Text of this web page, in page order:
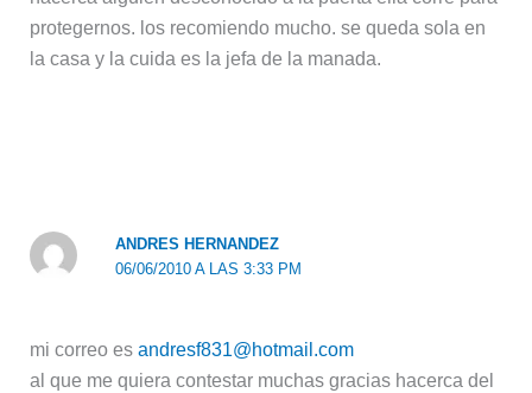
protegernos. los recomiendo mucho. se queda sola en
la casa y la cuida es la jefa de la manada.
ANDRES HERNANDEZ
06/06/2010 A LAS 3:33 PM
mi correo es andresf831@hotmail.com
al que me quiera contestar muchas gracias hacerca del